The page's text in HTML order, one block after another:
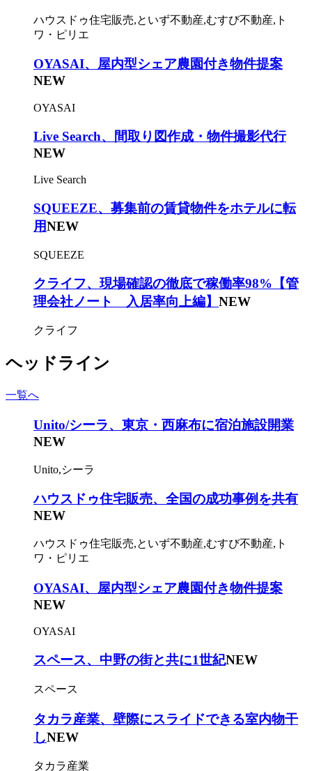
ハウスドゥ住宅販売,といず不動産,むすび不動産,ト
ワ・ピリエ
OYASAI、屋内型シェア農園付き物件提案
NEW
OYASAI
Live Search、間取り図作成・物件撮影代行
NEW
Live Search
SQUEEZE、募集前の賃貸物件をホテルに転
用NEW
SQUEEZE
クライフ、現場確認の徹底で稼働率98%【管
理会社ノート 入居率向上編】 NEW
クライフ
ヘッドライン
一覧へ
Unito/シーラ、東京・西麻布に宿泊施設開業
NEW
Unito,シーラ
ハウスドゥ住宅販売、全国の成功事例を共有
NEW
ハウスドゥ住宅販売,といず不動産,むすび不動産,ト
ワ・ピリエ
OYASAI、屋内型シェア農園付き物件提案
NEW
OYASAI
スペース、中野の街と共に1世紀NEW
スペース
タカラ産業、壁際にスライドできる室内物干
しNEW
タカラ産業